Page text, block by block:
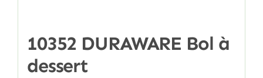
10352 DURAWARE Bol à
dessert